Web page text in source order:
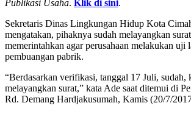
Publikasi Usaha. Klik di sini.
Sekretaris Dinas Lingkungan Hidup Kota
mengatakan, pihaknya sudah melayangkan
memerintahkan agar perusahaan melakukan uji
pembuangan pabrik.
“Berdasarkan verifikasi, tanggal 17 Juli, sudah,
melayangkan surat,” kata Ade saat ditemui di
Rd. Demang Hardjakusumah, Kamis (20/7/